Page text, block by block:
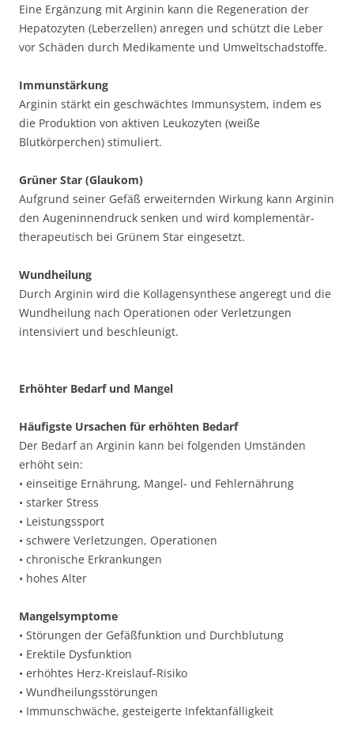
Eine Ergänzung mit Arginin kann die Regeneration der
Hepatozyten (Leberzellen) anregen und schützt die Leber
vor Schäden durch Medikamente und Umweltschadstoffe.
Immunstärkung
Arginin stärkt ein geschwächtes Immunsystem, indem es
die Produktion von aktiven Leukozyten (weiße
Blutkörperchen) stimuliert.
Grüner Star (Glaukom)
Aufgrund seiner Gefäß erweiternden Wirkung kann Arginin
den Augeninnendruck senken und wird komplementär-
therapeutisch bei Grünem Star eingesetzt.
Wundheilung
Durch Arginin wird die Kollagensynthese angeregt und die
Wundheilung nach Operationen oder Verletzungen
intensiviert und beschleunigt.
Erhöhter Bedarf und Mangel
Häufigste Ursachen für erhöhten Bedarf
Der Bedarf an Arginin kann bei folgenden Umständen
erhöht sein:
• einseitige Ernährung, Mangel- und Fehlernährung
• starker Stress
• Leistungssport
• schwere Verletzungen, Operationen
• chronische Erkrankungen
• hohes Alter
Mangelsymptome
• Störungen der Gefäßfunktion und Durchblutung
• Erektile Dysfunktion
• erhöhtes Herz-Kreislauf-Risiko
• Wundheilungsstörungen
• Immunschwäche, gesteigerte Infektanfälligkeit